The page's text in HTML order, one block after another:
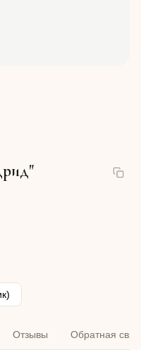
Отзывы Обратная